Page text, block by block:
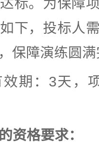
标。为保障
下，投标人
保障演练圆
期：3天，
资格要求：